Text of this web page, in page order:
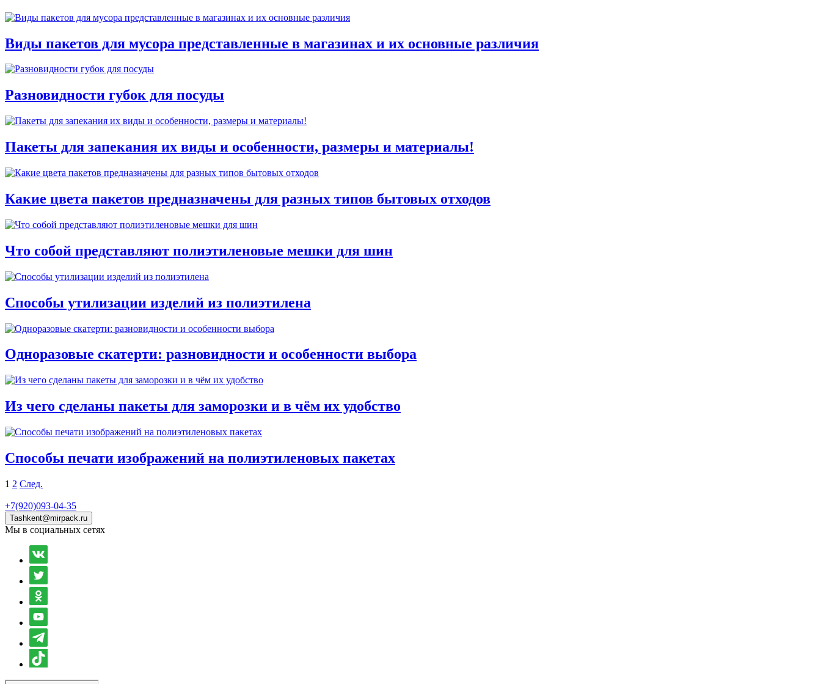
Виды пакетов для мусора представленные в магазинах и их основные различия
Разновидности губок для посуды
Пакеты для запекания их виды и особенности, размеры и материалы!
Какие цвета пакетов предназначены для разных типов бытовых отходов
Что собой представляют полиэтиленовые мешки для шин
Способы утилизации изделий из полиэтилена
Одноразовые скатерти: разновидности и особенности выбора
Из чего сделаны пакеты для заморозки и в чём их удобство
Способы печати изображений на полиэтиленовых пакетах
1 2 След.
+7(920)093-04-35
Tashkent@mirpack.ru
Мы в социальных сетях